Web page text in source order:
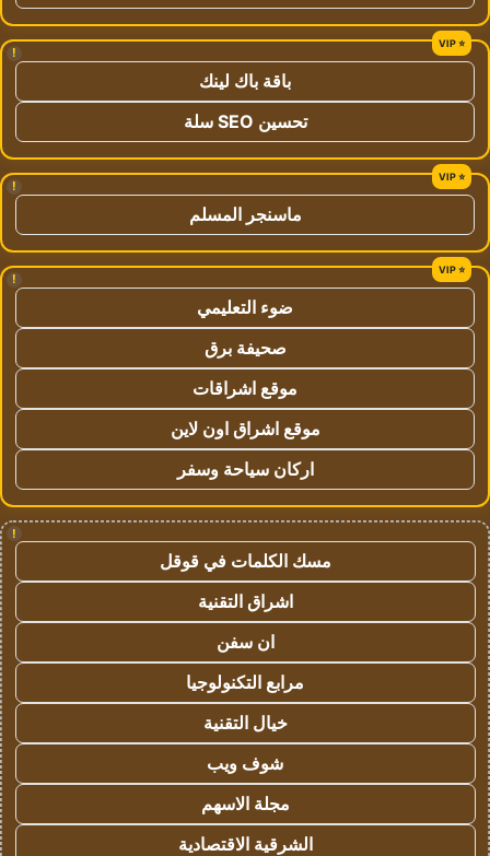
!
باقة باك لينك
تحسين SEO سلة
!
ماسنجر المسلم
!
ضوء التعليمي
صحيفة برق
موقع اشراقات
موقع اشراق اون لاين
اركان سياحة وسفر
!
مسك الكلمات في قوقل
اشراق التقنية
ان سفن
مرابع التكنولوجيا
خيال التقنية
شوف ويب
مجلة الاسهم
الشرقية الاقتصادية